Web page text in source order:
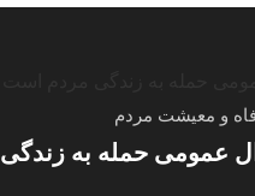
و معیشت مردم
عمومی حمله به زندگی